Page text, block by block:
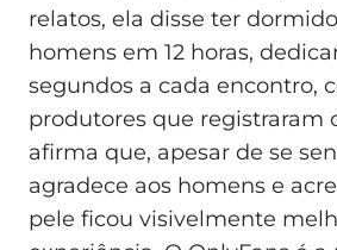
relatos, ela disse ter
homens em 12 horas,
segundos a cada encontro,
produtores que registraram
afirma que, apesar de se
agradece aos homens e
pele ficou visivelmente